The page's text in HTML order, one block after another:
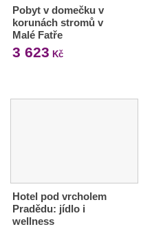
Pobyt v domečku v
korunách stromů v
Malé Fatře
3 623 Kč
Hotel pod vrcholem
Pradědu: jídlo i
wellness